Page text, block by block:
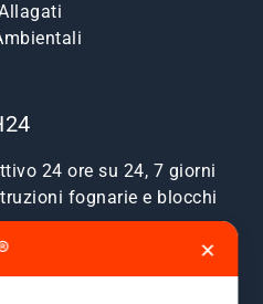
24 ore su 24, 7 giorni
fognarie e blocchi
✕